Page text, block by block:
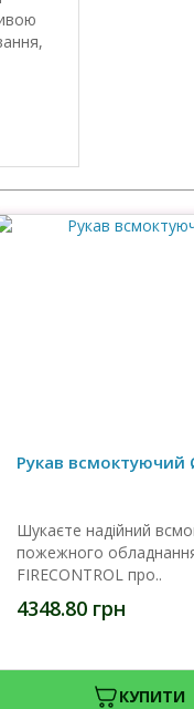
Рукав всмоктуючий
Шукаєте надійний
пожежного
FIRECONTROL про..
4348.80 грн
КУПИТИ